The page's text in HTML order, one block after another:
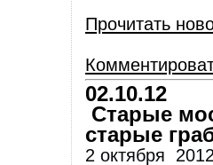
Прочитать
02.10.12
Старые
старые
2 октября